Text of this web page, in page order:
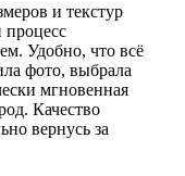
и текстур
процесс
Удобно, что всё
фото, выбрала
мгновенная
Качество
вернусь за